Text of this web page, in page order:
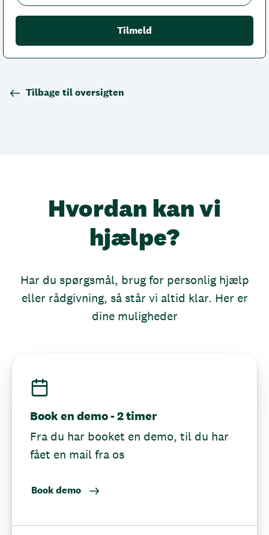
Tilbage til oversigten
Hvordan kan vi
hjælpe?
Har du spørgsmål, brug for personlig hjælp
eller rådgivning, så står vi altid klar. Her er
dine muligheder
Book en demo - 2 timer
Fra du har booket en demo, til du har
fået en mail fra os
Book demo